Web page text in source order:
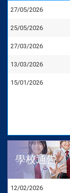
27/05/2026
25/05/2026
27/03/2026
13/03/2026
15/01/2026
學校通告
12/02/2026